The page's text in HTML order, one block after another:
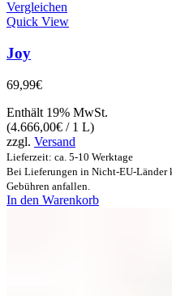
Vergleichen
Quick View
Joy
69,99€
Enthält 19% MwSt.
(4.666,00€ / 1 L)
zzgl. Versand
Lieferzeit: ca. 5-10 Werktage
Bei Lieferungen in Nicht-EU-Länder
Gebühren anfallen.
In den Warenkorb